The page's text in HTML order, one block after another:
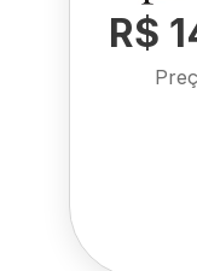
R$